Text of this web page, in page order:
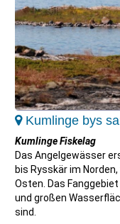
Kumlinge bys
Kumlinge Fiskelag
Das Angelgewässer
bis Rysskär im
Osten. Das
und großen
sind.